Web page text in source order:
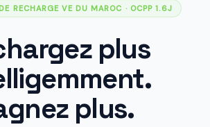
RECHARGE VE DU MAROC · OCPP 1.6J
plus
plus.